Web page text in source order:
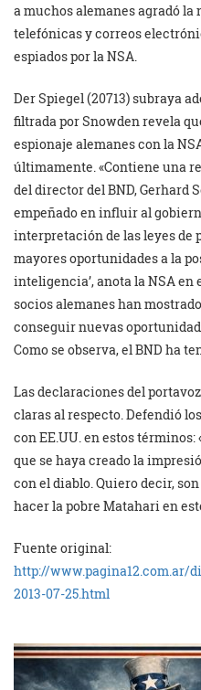
a muchos alemanes agradó
telefónicas y correos
espiados por la NSA.
Der Spiegel (20713) subraya
filtrada por Snowden revela
espionaje alemanes con la
últimamente. «Contiene una
del director del BND, Gerhard
empeñado en influir al
interpretación de las leyes
mayores oportunidades a la
inteligencia’, anota la NSA en
socios alemanes han
conseguir nuevas
Como se observa, el BND ha
Las declaraciones del
claras al respecto. Defendió
con EE.UU. en estos
que se haya creado la
con el diablo. Quiero decir,
hacer la pobre Matahari en
Fuente original:
http://www.pagina12.com.ar/
2013-07-25.html